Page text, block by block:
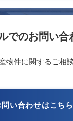
でのお問い合
物件に関するご相
問い合わせはこちら